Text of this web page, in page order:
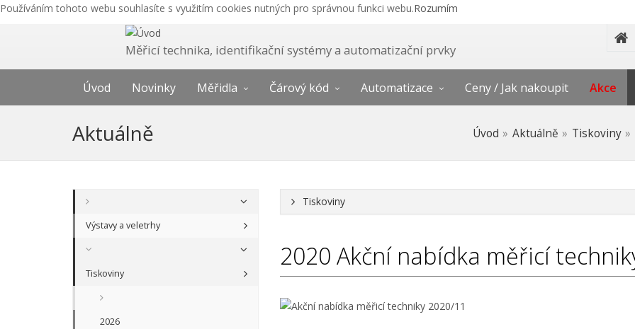
Používáním tohoto webu souhlasíte s využitím cookies nutných pro správnou funkci webu.Rozumím
Měřicí technika, identifikační systémy a automatizační prvky
Úvod Novinky Měřidla Čárový kód Automatizace Ceny / Jak nakoupit Akce
Aktuálně Úvod Aktuálně Tiskoviny
Výstavy a veletrhy
Tiskoviny
2026
Tiskoviny
2020 Akční nabídka měřicí